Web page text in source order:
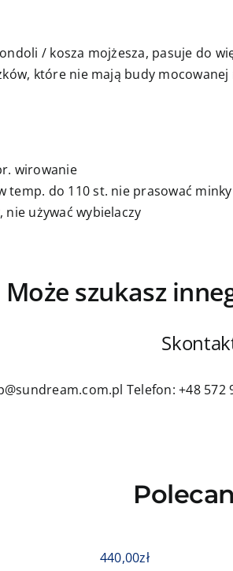
/ kosza mojżesza, pasuje do
które nie mają budy mocowanej
wirowanie
temp. do 110 st. nie prasować minky
używać wybielaczy
Może szukasz
Telefon: +48 572